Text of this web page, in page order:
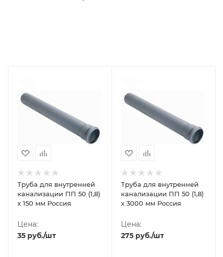
Труба для внутренней
канализации ПП 50 (1,8)
х 150 мм Россия
Цена:
35 руб./шт
Труба для внутренней
канализации ПП 50 (1,8)
х 3000 мм Россия
Цена:
275 руб./шт